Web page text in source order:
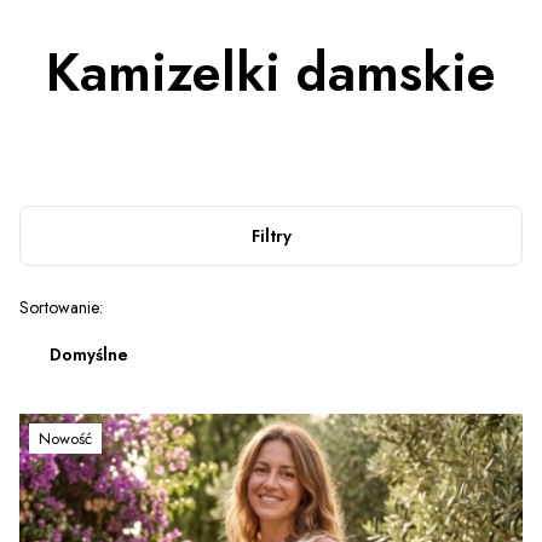
Kamizelki damskie
Filtry
Lista produktów
Sortowanie:
Domyślne
Nowość